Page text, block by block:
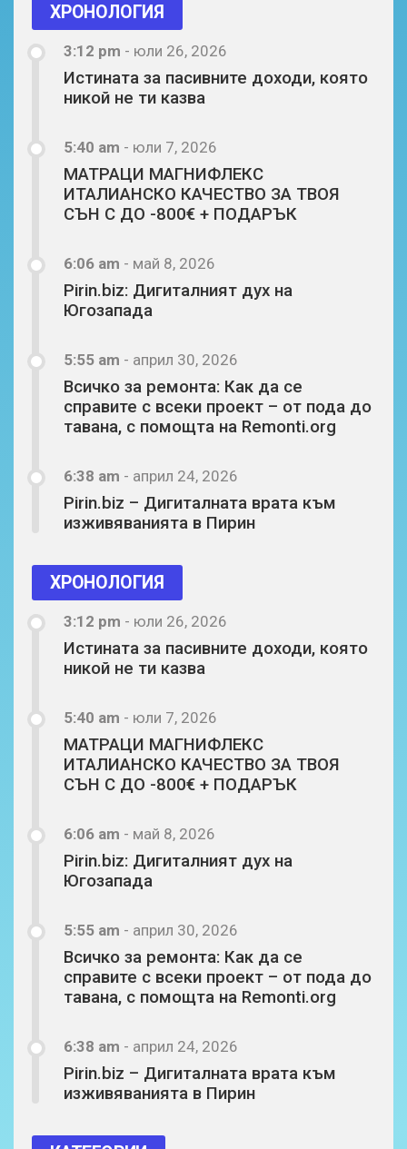
ХРОНОЛОГИЯ
3:12 pm - юли 26, 2026
Истината за пасивните доходи, която
никой не ти казва
5:40 am - юли 7, 2026
МАТРАЦИ МАГНИФЛЕКС
ИТАЛИАНСКО КАЧЕСТВО ЗА ТВОЯ
СЪН С ДО -800€ + ПОДАРЪК
6:06 am - май 8, 2026
Pirin.biz: Дигиталният дух на
Югозапада
5:55 am - април 30, 2026
Всичко за ремонта: Как да се
справите с всеки проект – от пода до
тавана, с помощта на Remonti.org
6:38 am - април 24, 2026
Pirin.biz – Дигиталната врата към
изживяванията в Пирин
ХРОНОЛОГИЯ
3:12 pm - юли 26, 2026
Истината за пасивните доходи, която
никой не ти казва
5:40 am - юли 7, 2026
МАТРАЦИ МАГНИФЛЕКС
ИТАЛИАНСКО КАЧЕСТВО ЗА ТВОЯ
СЪН С ДО -800€ + ПОДАРЪК
6:06 am - май 8, 2026
Pirin.biz: Дигиталният дух на
Югозапада
5:55 am - април 30, 2026
Всичко за ремонта: Как да се
справите с всеки проект – от пода до
тавана, с помощта на Remonti.org
6:38 am - април 24, 2026
Pirin.biz – Дигиталната врата към
изживяванията в Пирин